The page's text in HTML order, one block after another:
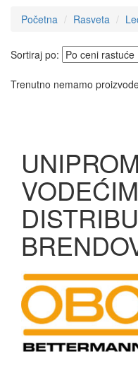
Početna
Rasveta
Sortiraj po:
Trenutno nemamo
VODEĆIM